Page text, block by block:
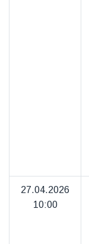
27.04.2026
10:00